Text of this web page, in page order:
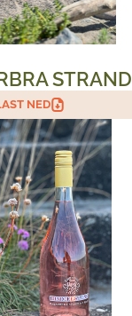
STRAND
NED